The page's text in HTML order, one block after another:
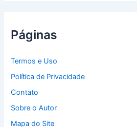
Páginas
Termos e Uso
Política de Privacidade
Contato
Sobre o Autor
Mapa do Site